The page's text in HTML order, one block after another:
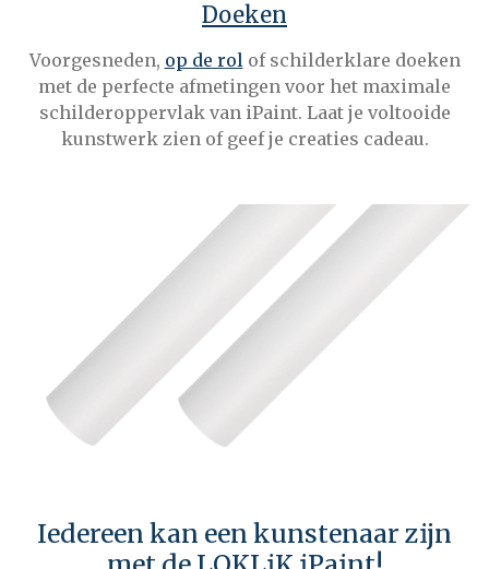
Doeken
Voorgesneden, op de rolof schilderklare doeken
met de perfecte afmetingen voor het maximale
schilderoppervlak van iPaint. Laat je voltooide
kunstwerk zien of geef je creaties cadeau.
Iedereen kan een kunstenaar zijn